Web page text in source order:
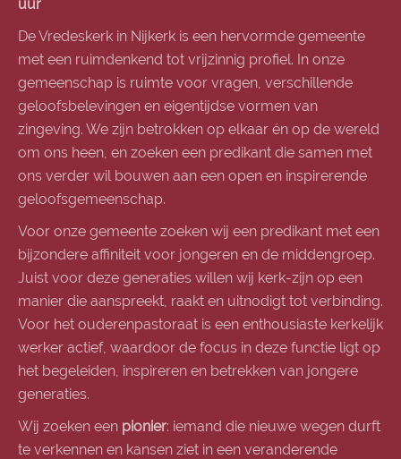
uur
De Vredeskerk in Nijkerk is een hervormde gemeente
met een ruimdenkend tot vrijzinnig profiel. In onze
gemeenschap is ruimte voor vragen, verschillende
geloofsbelevingen en eigentijdse vormen van
zingeving. We zijn betrokken op elkaar én op de wereld
om ons heen, en zoeken een predikant die samen met
ons verder wil bouwen aan een open en inspirerende
geloofsgemeenschap.
Voor onze gemeente zoeken wij een predikant met een
bijzondere affiniteit voor jongeren en de middengroep.
Juist voor deze generaties willen wij kerk-zijn op een
manier die aanspreekt, raakt en uitnodigt tot verbinding.
Voor het ouderenpastoraat is een enthousiaste kerkelijk
werker actief, waardoor de focus in deze functie ligt op
het begeleiden, inspireren en betrekken van jongere
generaties.
Wij zoeken een pionier: iemand die nieuwe wegen durft
te verkennen en kansen ziet in een veranderende